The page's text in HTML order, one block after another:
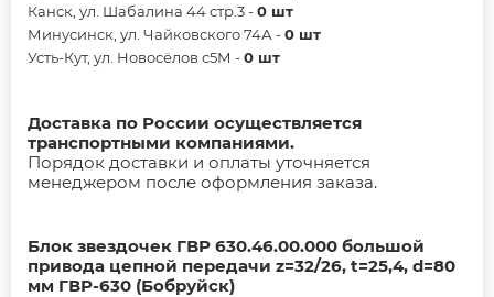
Канск, ул. Шабалина 44 стр.3 -0 шт
Минусинск, ул. Чайковского 74А -0 шт
Усть-Кут, ул. Новосёлов с5М -0 шт
Доставка по России осуществляется
транспортными компаниями.
Порядок доставки и оплаты уточняется
менеджером после оформления заказа.
Блок звездочек ГВР 630.46.00.000 большой
привода цепной передачи z=32/26, t=25,4, d=80
мм ГВР-630 (Бобруйск)